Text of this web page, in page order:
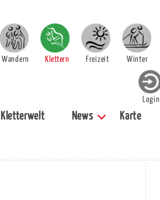
Wandern Klettern Freizeit Winter
Login
Kletterwelt News Karte